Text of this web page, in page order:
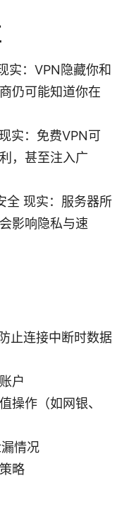
实：VPN隐藏你和
仍可能知道你在
实：免费VPN可
，甚至注入广
全 现实：服务器所
影响隐私与速
止连接中断时数据
户
操作（如网银、
情况
略